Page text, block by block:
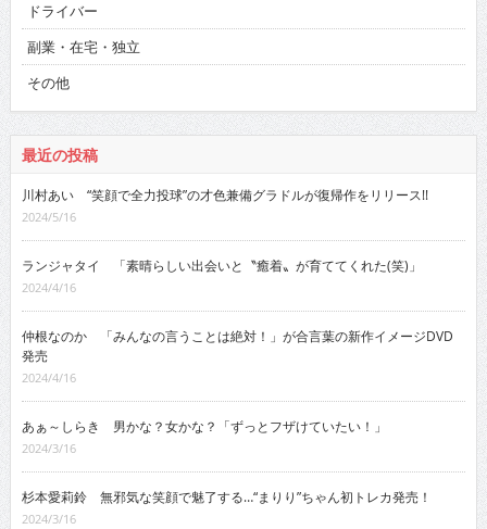
ドライバー
副業・在宅・独立
その他
最近の投稿
川村あい “笑顔で全力投球”の才色兼備グラドルが復帰作をリリース!!
2024/5/16
ランジャタイ 「素晴らしい出会いと〝癒着〟が育ててくれた(笑)」
2024/4/16
仲根なのか 「みんなの言うことは絶対！」が合言葉の新作イメージDVD
発売
2024/4/16
あぁ～しらき 男かな？女かな？「ずっとフザけていたい！」
2024/3/16
杉本愛莉鈴 無邪気な笑顔で魅了する…“まりり”ちゃん初トレカ発売！
2024/3/16